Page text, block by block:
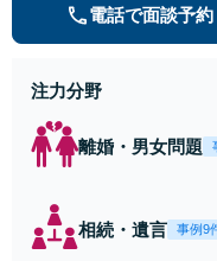
電話で面談予約
注力分野
離婚・男女問題
相続・遺言 事例9